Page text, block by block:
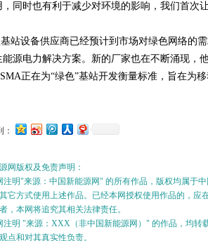
，同时也有利于减少对环境的影响，我们首次
站设备供应商已经预计到市场对绿色网络的
能源电力解决方案。新的厂家也在不断涌现，
正在为“绿色”基站开发衡量标准，旨在为
：
网版权及免责声明：
注明"来源：中国新能源网" 的所有作品，版权均属于
它方式使用上述作品。已经本网授权使用作品的，应
，本网将追究其相关法律责任。
注明 "来源：XXX（非中国新能源网）" 的作品，均转
点和对其真实性负责。